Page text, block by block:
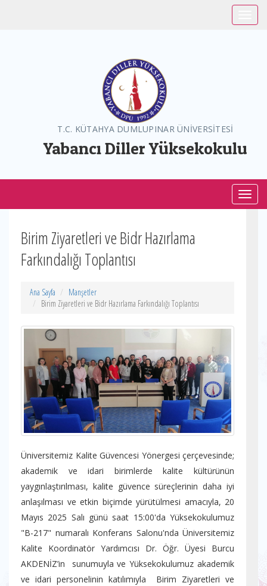
T.C. KÜTAHYA DUMLUPINAR ÜNİVERSİTESİ
Yabancı Diller Yüksekokulu
Birim Ziyaretleri ve Bidr Hazırlama
Farkındalığı Toplantısı
Ana Sayfa
Manşetler
Birim Ziyaretleri ve Bidr Hazırlama Farkındalığı Toplantısı
Üniversitemiz Kalite Güvencesi Yönergesi çerçevesinde;
akademik ve idari birimlerde kalite kültürünün
yaygınlaştırılması, kalite güvence süreçlerinin daha iyi
anlaşılması ve etkin biçimde yürütülmesi amacıyla, 20
Mayıs 2025 Salı günü saat 15:00'da Yüksekokulumuz
"B-217" numaralı Konferans Salonu'nda Üniversitemiz
Kalite Koordinatör Yardımcısı Dr. Öğr. Üyesi Burcu
AKDENİZ’in sunumuyla ve Yüksekokulumuz akademik
ve idari personelinin katılımıyla Birim Ziyaretleri ve